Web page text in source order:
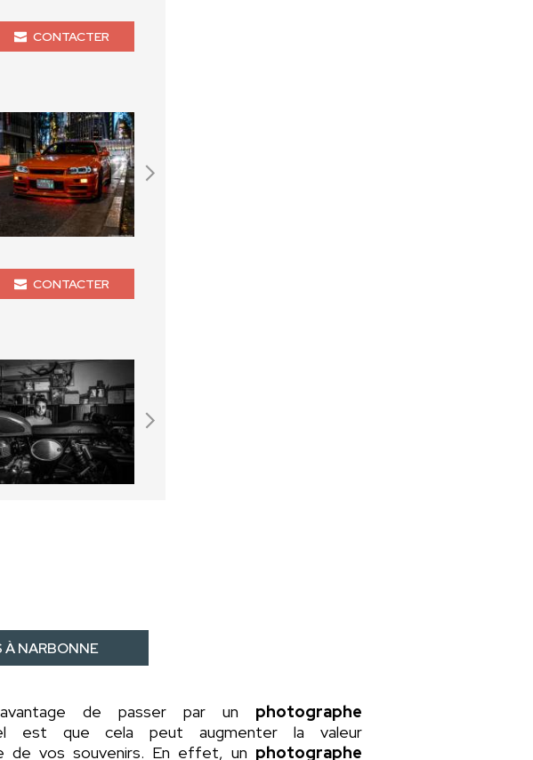
CONTACTER
CONTACTER
À NARBONNE
de passer par un photographe
est que cela peut augmenter la valeur
de vos souvenirs. En effet, un photographe